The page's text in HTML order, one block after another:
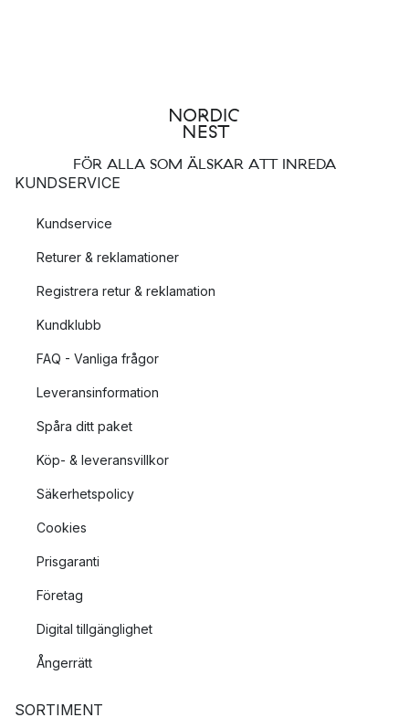
FÖR ALLA SOM ÄLSKAR ATT INREDA
KUNDSERVICE
Kundservice
Returer & reklamationer
Registrera retur & reklamation
Kundklubb
FAQ - Vanliga frågor
Leveransinformation
Spåra ditt paket
Köp- & leveransvillkor
Säkerhetspolicy
Cookies
Prisgaranti
Företag
Digital tillgänglighet
Ångerrätt
SORTIMENT